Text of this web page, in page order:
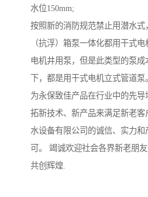
水位150mm;
按照新的消防规范禁止用潜水式
（抗浮）箱泵一体化都用干式
电机井用泵，但是此类型的泵
下，都是用干式电机立式管道泵。
为永保致佳产品在行业中的先
拓新技术、新产品来满足新老
水设备有限公司的诚信、实力
可。 竭诚欢迎社会各界新老朋
共创辉煌.